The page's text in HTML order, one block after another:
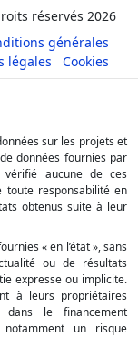
réservés 2026
générales
légales Cookies
sur les projets et
données fournies par
vérifié aucune de ces
toute responsabilité en
obtenus suite à leur
« en l’état », sans
ou de résultats
expresse ou implicite.
à leurs propriétaires
dans le financement
un risque